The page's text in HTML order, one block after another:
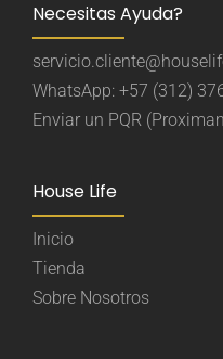
Necesitas Ayuda?
WhatsApp: +57 (312)
Enviar un PQR
House Life
Inicio
Tienda
Sobre Nosotros